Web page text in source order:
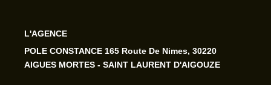
L'AGENCE
POLE CONSTANCE 165 Route De Nimes, 30220
AIGUES MORTES - SAINT LAURENT D'AIGOUZE